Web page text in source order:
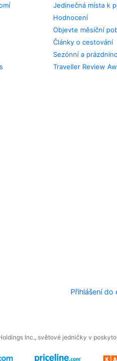
Jedinečná místa k
Hodnocení
Objevte měsíční
Články o cestování
Sezónní a
Traveller Review
Přihlášení do
Inc., světové jedničky v